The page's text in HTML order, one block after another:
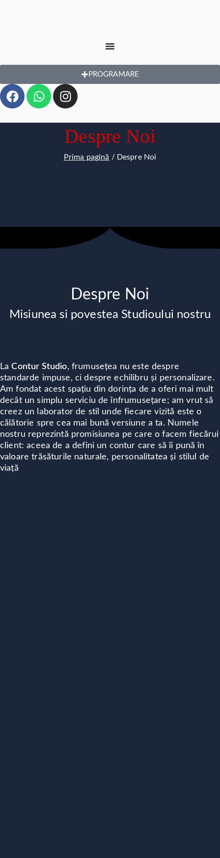
PROGRAMARE
Despre Noi
Prima pagină Despre Noi
Despre Noi
Misiunea si povestea Studioului nostru
LaContur Studio, frumusețea nu este despre
standarde impuse, ci despre echilibru și personalizare.
Am fondat acest spațiu din dorința de a oferi mai mult
decât un simplu serviciu de înfrumusețare; am vrut să
creez un laborator de stil unde fiecare vizită este o
călătorie spre cea mai bună versiune a ta. Numele
nostru reprezintă promisiunea pe care o facem fiecărui
client: aceea de a defini un contur care să îi pună în
valoare trăsăturile naturale, personalitatea și stilul de
viață